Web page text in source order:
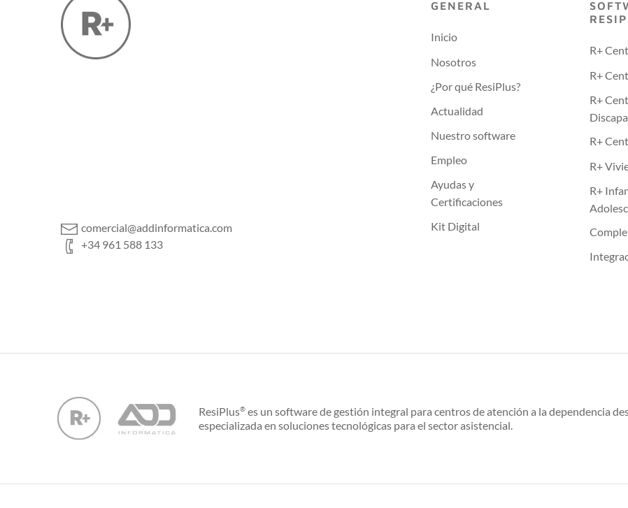
comercial@addinformatica.com
+34 961 588 133
GENERAL
Inicio
Nosotros
¿Por qué ResiPlus?
Actualidad
Nuestro software
Empleo
Ayudas y
Certificaciones
Kit Digital
R+
R+
R+
R+
R+
R+
ResiPlus®es un software de gestión integral para centros de atención a la dependencia
especializada en soluciones tecnológicas para el sector asistencial.